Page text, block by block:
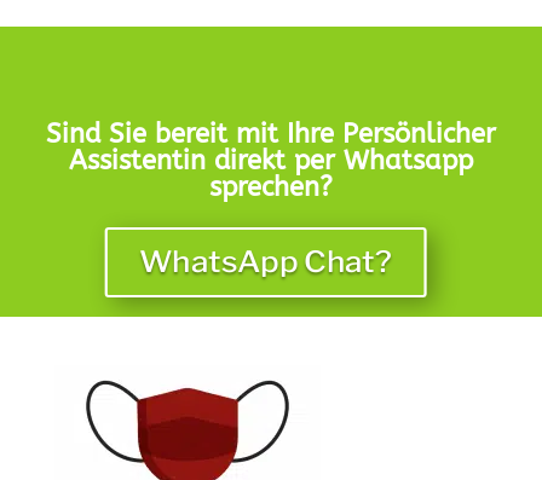
Sind Sie bereit mit Ihre Persönlicher
Assistentin direkt per Whatsapp
sprechen?
WhatsApp Chat?